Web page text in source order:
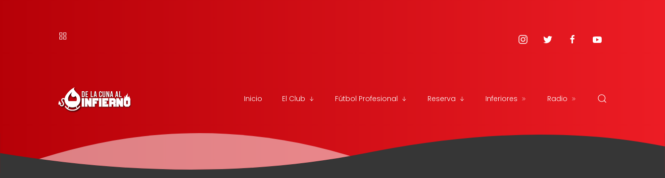
Inicio El Club Fútbol Profesional Reserva Inferiores Radio